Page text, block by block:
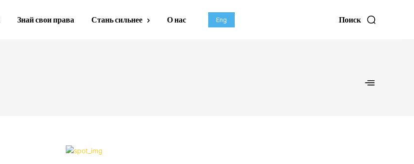
Знай свои права Стань сильнее О нас Eng Поиск